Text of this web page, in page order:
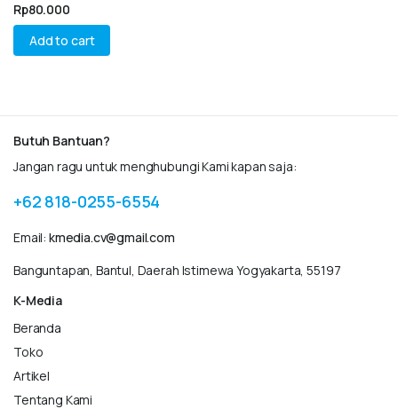
Rp80.000
Add to cart
Butuh Bantuan?
Jangan ragu untuk menghubungi Kami kapan saja:
+62 818-0255-6554
Email: kmedia.cv@gmail.com
Banguntapan, Bantul, Daerah Istimewa Yogyakarta, 55197
K-Media
Beranda
Toko
Artikel
Tentang Kami